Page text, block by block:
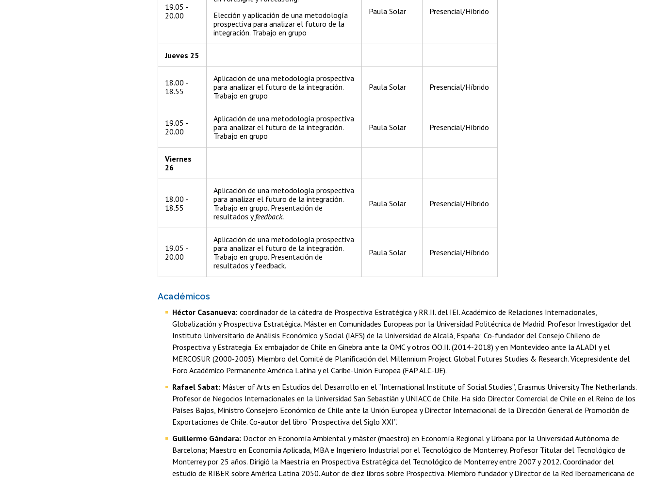
19.05 -
20.00
Elección y aplicación de una metodología
prospectiva para analizar el futuro de la
integración. Trabajo en grupo
Paula Solar Presencial/Híbrido
Jueves 25
18.00 -
18.55
Aplicación de una metodología prospectiva
para analizar el futuro de la integración.
Trabajo en grupo
Paula Solar Presencial/Híbrido
19.05 -
20.00
Aplicación de una metodología prospectiva
para analizar el futuro de la integración.
Trabajo en grupo
Paula Solar Presencial/Híbrido
Viernes
26
18.00 -
18.55
Aplicación de una metodología prospectiva
para analizar el futuro de la integración.
Trabajo en grupo. Presentación de
resultados yfeedback.
Paula Solar Presencial/Híbrido
19.05 -
20.00
Aplicación de una metodología prospectiva
para analizar el futuro de la integración.
Trabajo en grupo. Presentación de
resultados y feedback.
Paula Solar Presencial/Híbrido
Académicos
Héctor Casanueva:coordinador de la cátedra de Prospectiva Estratégica y RR.II. del IEI. Académico de Relaciones Internacionales,
Globalización y Prospectiva Estratégica. Máster en Comunidades Europeas por la Universidad Politécnica de Madrid. Profesor Investigador del
Instituto Universitario de Análisis Económico y Social (IAES) de la Universidad de Alcalá, España; Co-fundador del Consejo Chileno de
Prospectiva y Estrategia. Ex embajador de Chile en Ginebra ante la OMC y otros OO.II. (2014-2018) y en Montevideo ante la ALADI y el
MERCOSUR (2000-2005). Miembro del Comité de Planificación del Millennium Project Global Futures Studies & Research. Vicepresidente del
Foro Académico Permanente América Latina y el Caribe-Unión Europea (FAP ALC-UE).
Rafael Sabat: Máster of Arts en Estudios del Desarrollo en el “International Institute of Social Studies”, Erasmus University The Netherlands.
Profesor de Negocios Internacionales en la Universidad San Sebastián y UNIACC de Chile. Ha sido Director Comercial de Chile en el Reino de los
Países Bajos, Ministro Consejero Económico de Chile ante la Unión Europea y Director Internacional de la Dirección General de Promoción de
Exportaciones de Chile. Co-autor del libro “Prospectiva del Siglo XXI”.
Guillermo Gándara: Doctor en Economía Ambiental y máster (maestro) en Economía Regional y Urbana por la Universidad Autónoma de
Barcelona; Maestro en Economía Aplicada, MBA e Ingeniero Industrial por el Tecnológico de Monterrey. Profesor Titular del Tecnológico de
Monterrey por 25 años. Dirigió la Maestría en Prospectiva Estratégica del Tecnológico de Monterrey entre 2007 y 2012. Coordinador del
estudio de RIBER sobre América Latina 2050. Autor de diez libros sobre Prospectiva. Miembro fundador y Director de la Red Iberoamericana de